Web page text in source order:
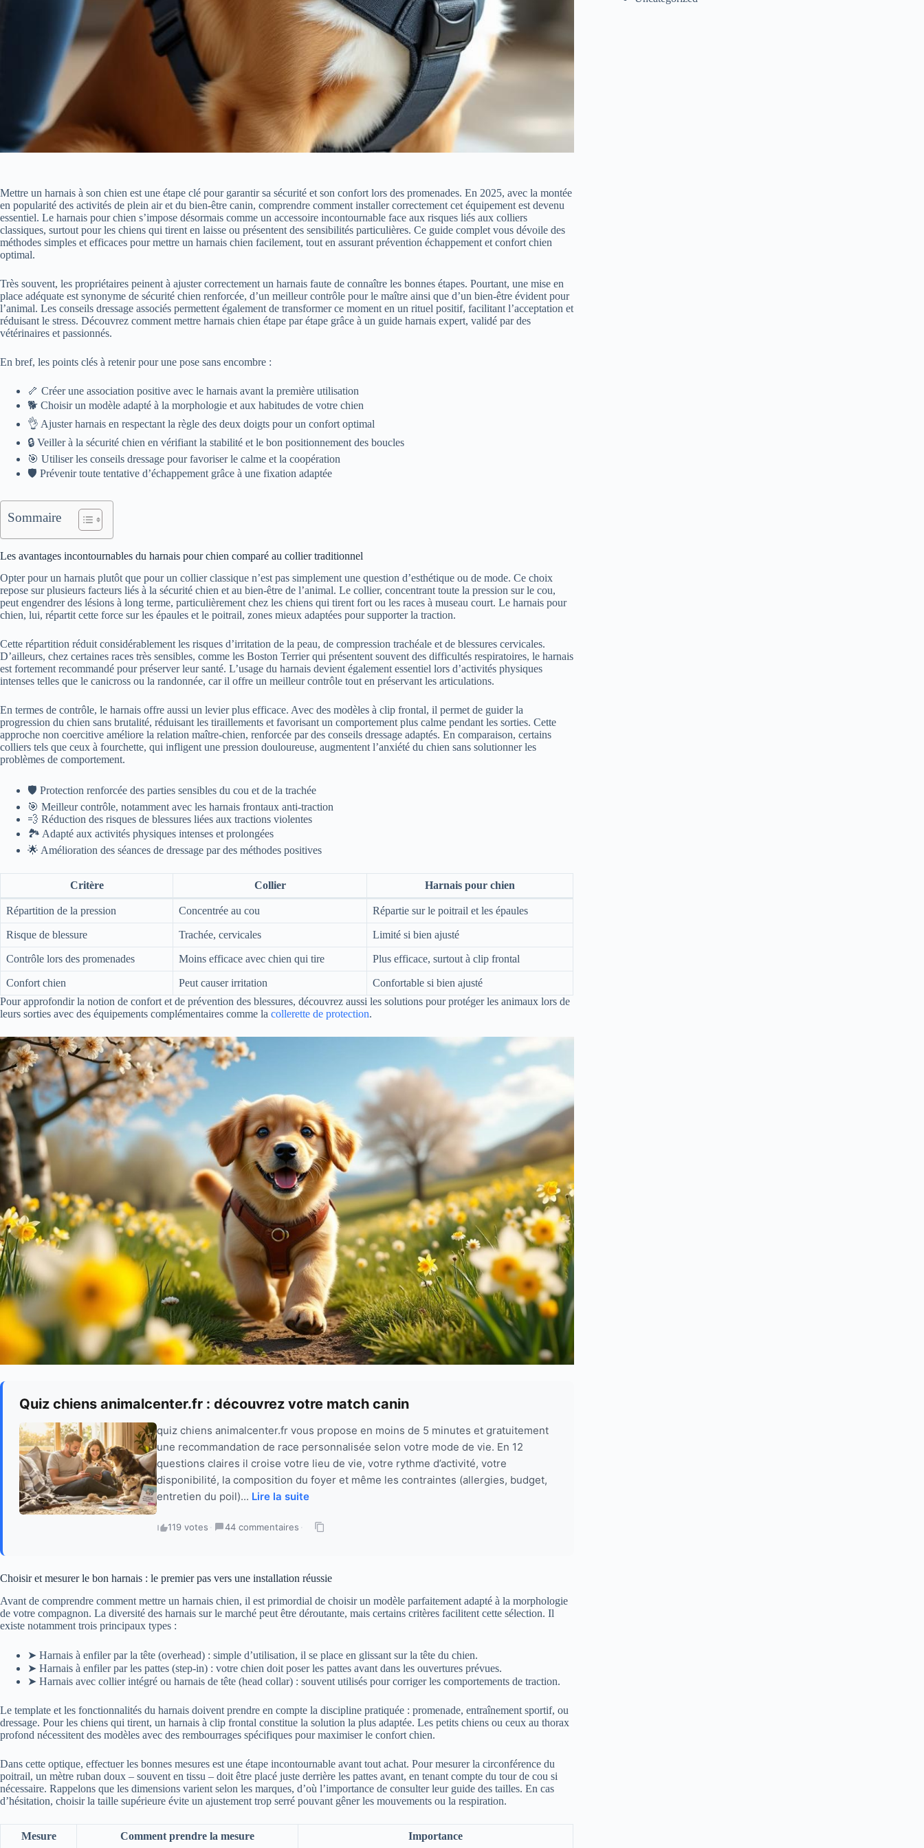
Mettre un harnais à son chien est une étape clé pour garantir sa sécurité et son confort lors des promenades. En 2025, avec la montée
en popularité des activités de plein air et du bien-être canin, comprendre comment installer correctement cet équipement est devenu
essentiel. Le harnais pour chien s’impose désormais comme un accessoire incontournable face aux risques liés aux colliers
classiques, surtout pour les chiens qui tirent en laisse ou présentent des sensibilités particulières. Ce guide complet vous dévoile des
méthodes simples et efficaces pour mettre un harnais chien facilement, tout en assurant prévention échappement et confort chien
optimal.
Très souvent, les propriétaires peinent à ajuster correctement un harnais faute de connaître les bonnes étapes. Pourtant, une mise en
place adéquate est synonyme de sécurité chien renforcée, d’un meilleur contrôle pour le maître ainsi que d’un bien-être évident pour
l’animal. Les conseils dressage associés permettent également de transformer ce moment en un rituel positif, facilitant l’acceptation et
réduisant le stress. Découvrez comment mettre harnais chien étape par étape grâce à un guide harnais expert, validé par des
vétérinaires et passionnés.
En bref, les points clés à retenir pour une pose sans encombre :
🦴 Créer une association positive avec le harnais avant la première utilisation
🐕 Choisir un modèle adapté à la morphologie et aux habitudes de votre chien
👌 Ajuster harnais en respectant la règle des deux doigts pour un confort optimal
🔒 Veiller à la sécurité chien en vérifiant la stabilité et le bon positionnement des boucles
🎯 Utiliser les conseils dressage pour favoriser le calme et la coopération
🛡️ Prévenir toute tentative d’échappement grâce à une fixation adaptée
Sommaire
Les avantages incontournables du harnais pour chien comparé au collier traditionnel
Opter pour un harnais plutôt que pour un collier classique n’est pas simplement une question d’esthétique ou de mode. Ce choix
repose sur plusieurs facteurs liés à la sécurité chien et au bien-être de l’animal. Le collier, concentrant toute la pression sur le cou,
peut engendrer des lésions à long terme, particulièrement chez les chiens qui tirent fort ou les races à museau court. Le harnais pour
chien, lui, répartit cette force sur les épaules et le poitrail, zones mieux adaptées pour supporter la traction.
Cette répartition réduit considérablement les risques d’irritation de la peau, de compression trachéale et de blessures cervicales.
D’ailleurs, chez certaines races très sensibles, comme les Boston Terrier qui présentent souvent des difficultés respiratoires, le harnais
est fortement recommandé pour préserver leur santé. L’usage du harnais devient également essentiel lors d’activités physiques
intenses telles que le canicross ou la randonnée, car il offre un meilleur contrôle tout en préservant les articulations.
En termes de contrôle, le harnais offre aussi un levier plus efficace. Avec des modèles à clip frontal, il permet de guider la
progression du chien sans brutalité, réduisant les tiraillements et favorisant un comportement plus calme pendant les sorties. Cette
approche non coercitive améliore la relation maître-chien, renforcée par des conseils dressage adaptés. En comparaison, certains
colliers tels que ceux à fourchette, qui infligent une pression douloureuse, augmentent l’anxiété du chien sans solutionner les
problèmes de comportement.
🛡️ Protection renforcée des parties sensibles du cou et de la trachée
🎯 Meilleur contrôle, notamment avec les harnais frontaux anti-traction
💨 Réduction des risques de blessures liées aux tractions violentes
🏞️ Adapté aux activités physiques intenses et prolongées
🌟 Amélioration des séances de dressage par des méthodes positives
Critère Collier Harnais pour chien
Répartition de la pression Concentrée au cou Répartie sur le poitrail et les épaules
Risque de blessure Trachée, cervicales Limité si bien ajusté
Contrôle lors des promenades Moins efficace avec chien qui tire Plus efficace, surtout à clip frontal
Confort chien Peut causer irritation
Confortable si bien ajusté
Pour approfondir la notion de confort et de prévention des blessures, découvrez aussi les solutions pour protéger les animaux lors de
leurs sorties avec des équipements complémentaires comme la collerette de protection.
Quiz chiens animalcenter.fr : découvrez votre match canin
quiz chiens animalcenter.fr vous propose en moins de 5 minutes et gratuitement
une recommandation de race personnalisée selon votre mode de vie. En 12
questions claires il croise votre lieu de vie, votre rythme d’activité, votre
disponibilité, la composition du foyer et même les contraintes (allergies, budget,
entretien du poil)... Lire la suite
119 votes · 44 commentaires ·
Choisir et mesurer le bon harnais : le premier pas vers une installation réussie
Avant de comprendre comment mettre un harnais chien, il est primordial de choisir un modèle parfaitement adapté à la morphologie
de votre compagnon. La diversité des harnais sur le marché peut être déroutante, mais certains critères facilitent cette sélection. Il
existe notamment trois principaux types :
➤ Harnais à enfiler par la tête (overhead) : simple d’utilisation, il se place en glissant sur la tête du chien.
➤ Harnais à enfiler par les pattes (step-in) : votre chien doit poser les pattes avant dans les ouvertures prévues.
➤ Harnais avec collier intégré ou harnais de tête (head collar) : souvent utilisés pour corriger les comportements de traction.
Le template et les fonctionnalités du harnais doivent prendre en compte la discipline pratiquée : promenade, entraînement sportif, ou
dressage. Pour les chiens qui tirent, un harnais à clip frontal constitue la solution la plus adaptée. Les petits chiens ou ceux au thorax
profond nécessitent des modèles avec des rembourrages spécifiques pour maximiser le confort chien.
Dans cette optique, effectuer les bonnes mesures est une étape incontournable avant tout achat. Pour mesurer la circonférence du
poitrail, un mètre ruban doux – souvent en tissu – doit être placé juste derrière les pattes avant, en tenant compte du tour de cou si
nécessaire. Rappelons que les dimensions varient selon les marques, d’où l’importance de consulter leur guide des tailles. En cas
d’hésitation, choisir la taille supérieure évite un ajustement trop serré pouvant gêner les mouvements ou la respiration.
Mesure Comment prendre la mesure Importance